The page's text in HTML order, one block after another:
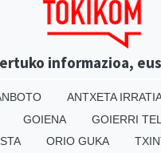
informazioa,
ANTXETA
GOIENA GOIERRI
ORIO GUKA